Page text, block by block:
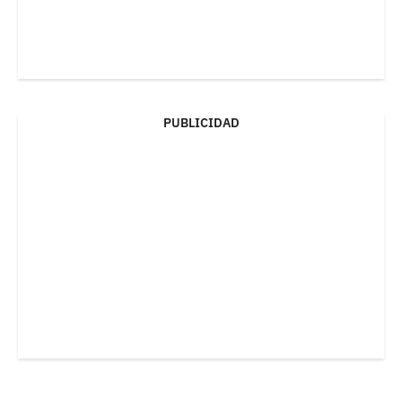
PUBLICIDAD